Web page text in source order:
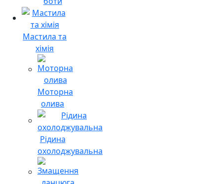
Мастила та
хімія
Моторна
олива
Рідина
охолоджувальна